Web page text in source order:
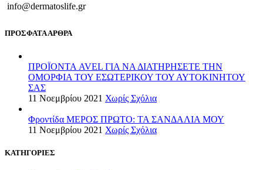
info@dermatoslife.gr
ΠΡΟΣΦΑΤΑ ΑΡΘΡΑ
ΠΡΟΪΟΝΤΑ AVEL ΓΙΑ ΝΑ ΔΙΑΤΗΡΗΣΕΤΕ ΤΗΝ
ΟΜΟΡΦΙΑ ΤΟΥ ΕΣΩΤΕΡΙΚΟΥ ΤΟΥ ΑΥΤΟΚΙΝΗΤΟΥ
ΣΑΣ
11 Νοεμβρίου 2021 Χωρίς Σχόλια
Φροντίδα ΜΕΡΟΣ ΠΡΩΤΟ: ΤΑ ΣΑΝΔΑΛΙΑ ΜΟΥ
11 Νοεμβρίου 2021 Χωρίς Σχόλια
ΚΑΤΗΓΟΡΙΕΣ